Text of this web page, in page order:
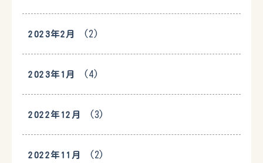
2023年2月 (2)
2023年1月 (4)
2022年12月 (3)
2022年11月 (2)